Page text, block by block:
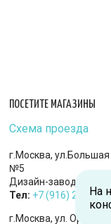
ПОСЕТИТЕ МАГАЗИНЫ
Схема проезда
г.Москва,
№5
Дизайн-завод
Тел: +7 (916) 215-94-
г.Москва, ул.
На